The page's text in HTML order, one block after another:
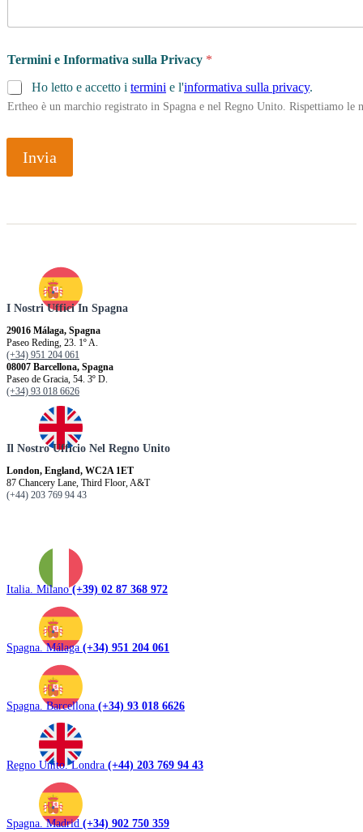
Termini e Informativa sulla Privacy *
Ho letto e accetto i termini e l'informativa sulla privacy.
Ertheo è un marchio registrato in Spagna e nel Regno Unito. Rispettiamo
Invia
I Nostri Uffici In Spagna
29016 Málaga, Spagna
Paseo Reding, 23. 1º A.
(+34) 951 204 061
08007 Barcellona, ​​Spagna
Paseo de Gracia, 54. 3º D.
(+34) 93 018 6626
Il Nostro Ufficio Nel Regno Unito
London, England, WC2A 1ET
87 Chancery Lane, Third Floor, A&T
(+44) 203 769 94 43
Italia. Milano(+39) 02 87 368 972
Spagna. Málaga (+34) 951 204 061
Spagna. Barcellona (+34) 93 018 6626
Regno Unito. Londra (+44) 203 769 94 43
Spagna. Madrid (+34) 902 750 359